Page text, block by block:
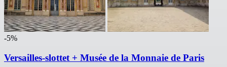
-5%
Versailles-slottet + Musée de la Monnaie de Paris